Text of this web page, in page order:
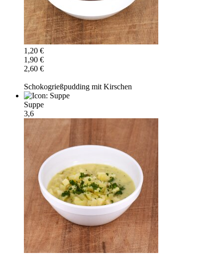
1,20 €
1,90 €
2,60 €
Schokogrießpudding mit Kirschen
Suppe
3,6